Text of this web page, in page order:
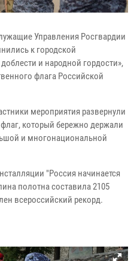
Управления Росгвардии
к городской
и народной гордости»,
флага Российской
мероприятия развернули
который бережно держали
и многонациональной
"Россия начинается
полотна составила 2105
всероссийский рекорд.